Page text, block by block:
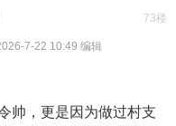
73楼
7-22 10:49 编辑
帅，更是因为做过村支